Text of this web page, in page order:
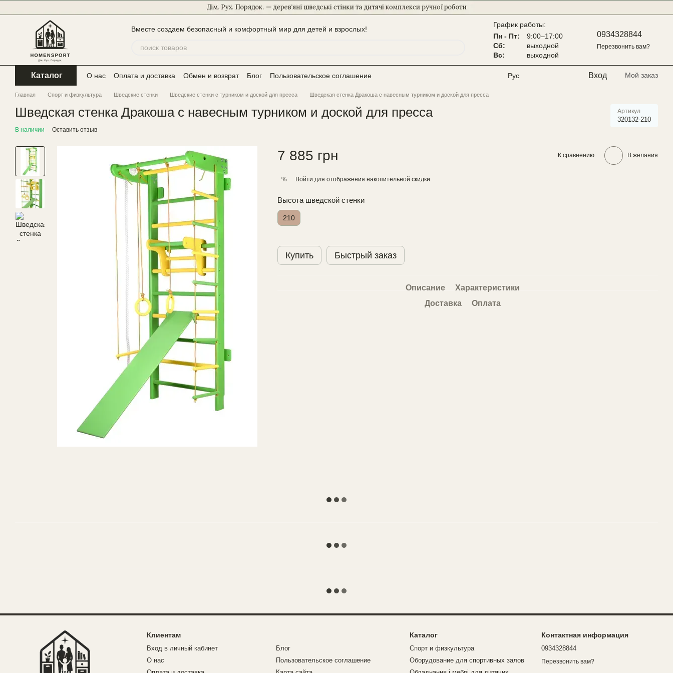
Вместе создаем безопасный и комфортный мир для детей и взрослых!
График работы:
Пн - Пт:
9:00–17:00
Сб:
выходной
Вс:
выходной
0934328844
Перезвонить вам?
Каталог О нас Оплата и доставка Обмен и возврат Блог Пользовательское соглашение Рус Вход Мой заказ
Главная Спорт и физкультура Шведские стенки Шведские стенки с турником и доской для пресса Шведская стенка Дракоша с навесным турником и доской для пресса
Шведская стенка Дракоша с навесным турником и доской для пресса Артикул
320132-210
В наличии Оставить отзыв
7 885 грн К сравнению В желания
% Войти для отображения накопительной скидки
Высота шведской стенки
210
Купить Быстрый заказ
Описание
Характеристики
Доставка
Оплата
Клиентам
Вход в личный кабинет
О нас
Блог
Пользовательское соглашение
Каталог
Спорт и физкультура
Оборудование для спортивных залов
Контактная информация
0934328844
Перезвонить вам?